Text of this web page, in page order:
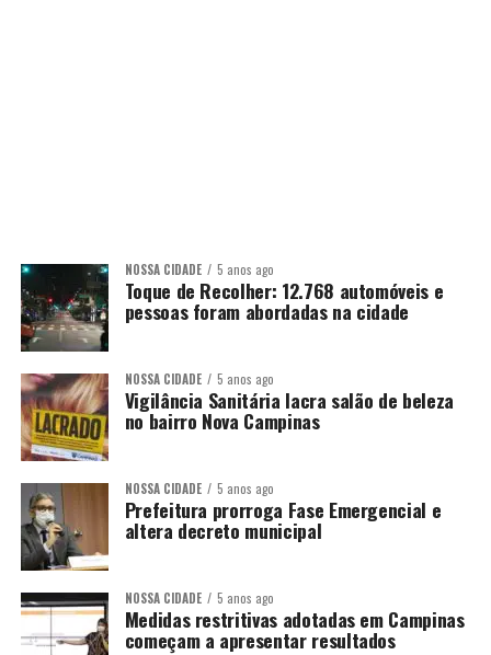
NOSSA CIDADE 5 anos ago
Toque de Recolher: 12.768 automóveis e
pessoas foram abordadas na cidade
NOSSA CIDADE 5 anos ago
Vigilância Sanitária lacra salão de beleza
no bairro Nova Campinas
NOSSA CIDADE 5 anos ago
Prefeitura prorroga Fase Emergencial e
altera decreto municipal
NOSSA CIDADE 5 anos ago
Medidas restritivas adotadas em Campinas
começam a apresentar resultados